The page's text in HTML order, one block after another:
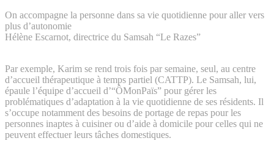
On accompagne la personne dans sa vie quotidienne pour aller vers
plus d’autonomie
Hélène Escarnot, directrice du Samsah “Le Razes”
Par exemple, Karim se rend trois fois par semaine, seul, au centre
d’accueil thérapeutique à temps partiel (CATTP). Le Samsah, lui,
épaule l’équipe d’accueil d’“ÔMonPaïs” pour gérer les
problématiques d’adaptation à la vie quotidienne de ses résidents. Il
s’occupe notamment des besoins de portage de repas pour les
personnes inaptes à cuisiner ou d’aide à domicile pour celles qui ne
peuvent effectuer leurs tâches domestiques.